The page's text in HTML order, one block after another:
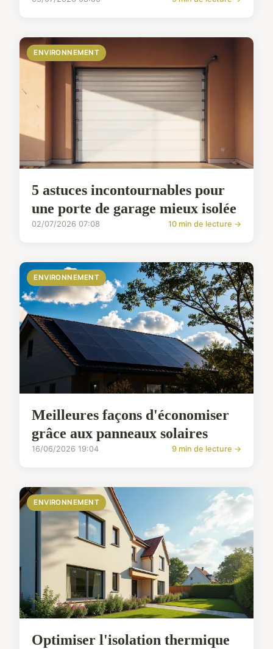
ENVIRONNEMENT
5 astuces incontournables pour
une porte de garage mieux isolée
02/07/2026 07:08 10 min de lecture →
ENVIRONNEMENT
Meilleures façons d'économiser
grâce aux panneaux solaires
16/06/2026 19:04 9 min de lecture →
ENVIRONNEMENT
Optimiser l'isolation thermique